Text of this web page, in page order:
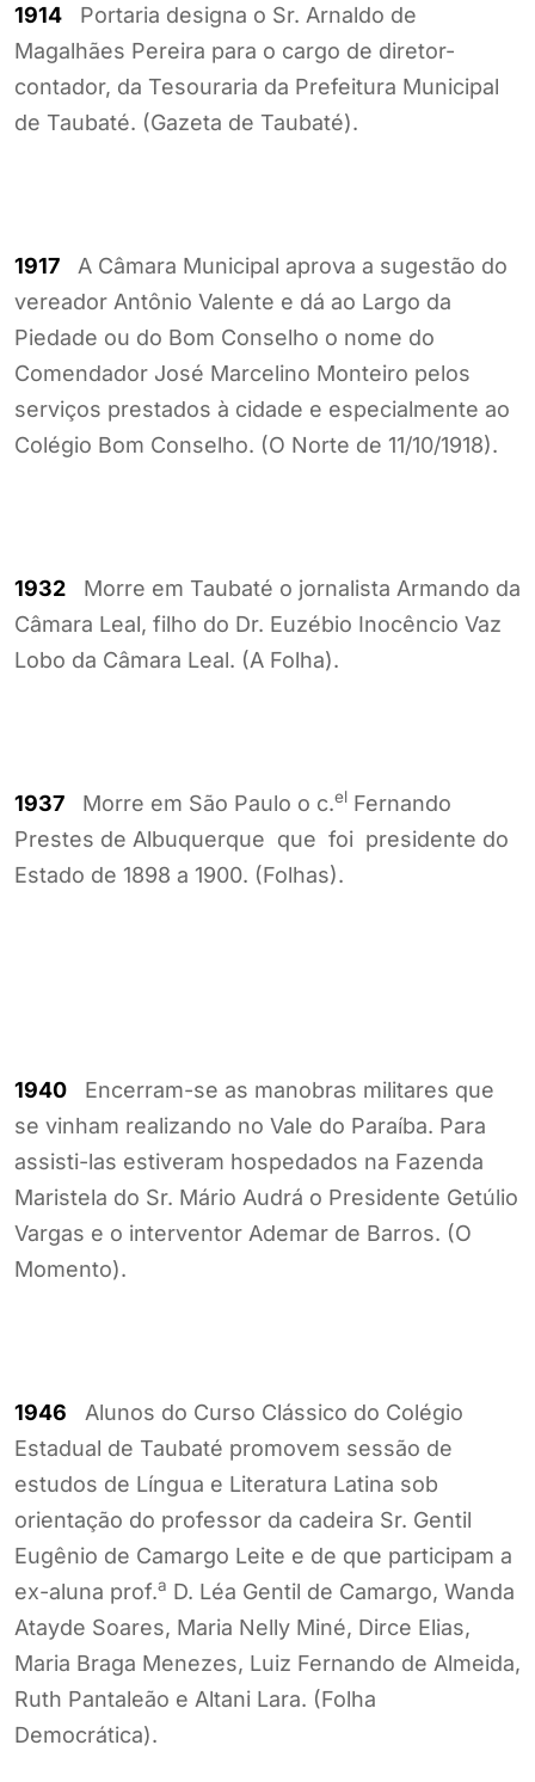
1914 Portaria designa o Sr. Arnaldo de
Magalhães Pereira para o cargo de diretor-
contador, da Tesouraria da Prefeitura Municipal
de Taubaté. (Gazeta de Taubaté).
1917 A Câmara Municipal aprova a sugestão do
vereador Antônio Valente e dá ao Largo da
Piedade ou do Bom Conselho o nome do
Comendador José Marcelino Monteiro pelos
serviços prestados à cidade e especialmente ao
Colégio Bom Conselho. (O Norte de 11/10/1918).
1932 Morre em Taubaté o jornalista Armando da
Câmara Leal, filho do Dr. Euzébio Inocêncio Vaz
Lobo da Câmara Leal. (A Folha).
1937 Morre em São Paulo o c.el Fernando
Prestes de Albuquerque que foi presidente do
Estado de 1898 a 1900. (Folhas).
1940 Encerram-se as manobras militares que
se vinham realizando no Vale do Paraíba. Para
assisti-las estiveram hospedados na Fazenda
Maristela do Sr. Mário Audrá o Presidente Getúlio
Vargas e o interventor Ademar de Barros. (O
Momento).
1946 Alunos do Curso Clássico do Colégio
Estadual de Taubaté promovem sessão de
estudos de Língua e Literatura Latina sob
orientação do professor da cadeira Sr. Gentil
Eugênio de Camargo Leite e de que participam a
ex-aluna prof.a D. Léa Gentil de Camargo, Wanda
Atayde Soares, Maria Nelly Miné, Dirce Elias,
Maria Braga Menezes, Luiz Fernando de Almeida,
Ruth Pantaleão e Altani Lara. (Folha
Democrática).